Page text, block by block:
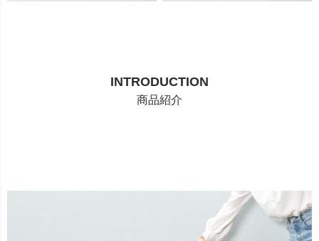
INTRODUCTION
商品紹介